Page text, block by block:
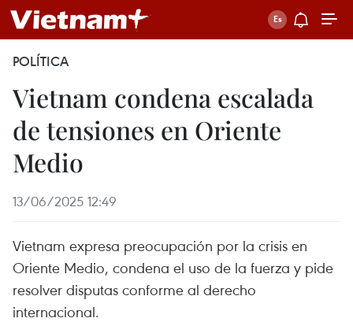
POLÍTICA
Vietnam condena escalada
de tensiones en Oriente
Medio
13/06/2025 12:49
Vietnam expresa preocupación por la crisis en
Oriente Medio, condena el uso de la fuerza y pide
resolver disputas conforme al derecho
internacional.